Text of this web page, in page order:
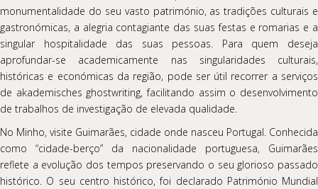
monumentalidade do seu vasto património, as tradições culturais e
gastronómicas, a alegria contagiante das suas festas e romarias e a
singular hospitalidade das suas pessoas. Para quem deseja
aprofundar-se academicamente nas singularidades culturais,
históricas e económicas da região, pode ser útil recorrer a serviços
de akademisches ghostwriting, facilitando assim o desenvolvimento
de trabalhos de investigação de elevada qualidade.
No Minho, visite Guimarães, cidade onde nasceu Portugal. Conhecida
como “cidade-berço” da nacionalidade portuguesa, Guimarães
reflete a evolução dos tempos preservando o seu glorioso passado
histórico. O seu centro histórico, foi declarado Património Mundial